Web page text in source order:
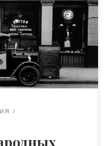
— Big Blue,
В 1972 году был
компании, буквы из
времени.